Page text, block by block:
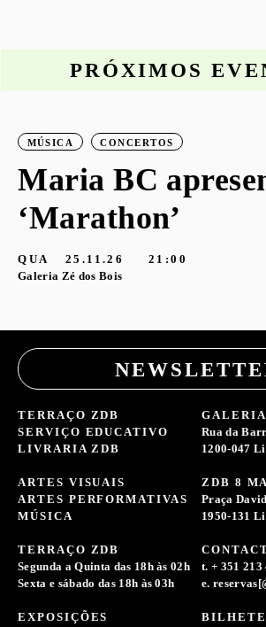
PRÓXIMOS
MÚSICA CONCERTOS
Maria BC
‘Marathon’
QUA 25.11.26
21:00
Galeria Zé dos Bois
TERRAÇO ZDB
SERVIÇO EDUCATIVO
LIVRARIA ZDB
ARTES VISUAIS
ARTES PERFORMATIVAS
MÚSICA
Rua da
1200-047
ZDB 8
Praça
1950-131
TERRAÇO ZDB
Segunda a Quinta das 18h às 02h
Sexta e sábado das 18h às 03h
EXPOSIÇÕES
t. + 351 213
e.